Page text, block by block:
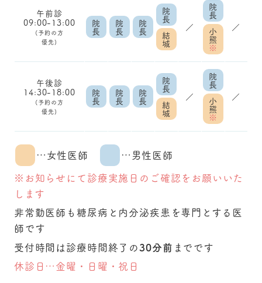
午前診
09:00-13:00
(予約の方
優先)
院
長
院
長
院
長
院
長
結
城
／
院
長
小
熊
※
／
午後診
14:30-18:00
(予約の方
優先)
院
長
院
長
院
長
院
長
結
城
／
院
長
小
熊
※
／
…女性医師
…男性医師
※お知らせにて診療実施日のご確認をお願いいた
します
非常勤医師も糖尿病と内分泌疾患を専門とする医
師です
受付時間は診療時間終了の30分前 までです
休診日…金曜・日曜・祝日